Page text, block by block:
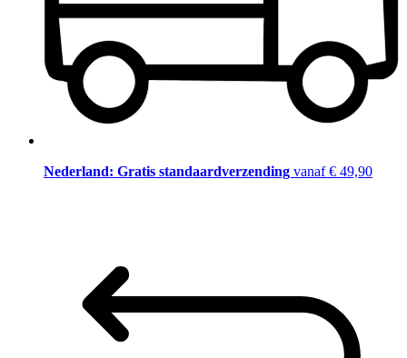
Nederland: Gratis standaardverzending vanaf € 49,90